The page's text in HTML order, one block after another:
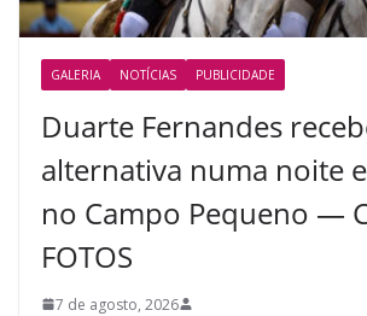
GALERIA NOTÍCIAS PUBLICIDADE
Duarte Fernandes
alternativa numa noite
no Campo Pequeno —
FOTOS
7 de agosto, 2026